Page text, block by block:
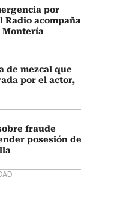
por
Radio acompaña
Montería
de mezcal que
por el actor,
fraude
posesión de